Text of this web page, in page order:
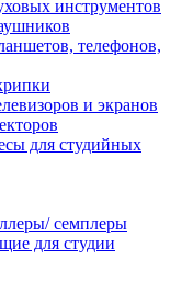
инструментов
телефонов,
и экранов
для студийных
семплеры
для студии